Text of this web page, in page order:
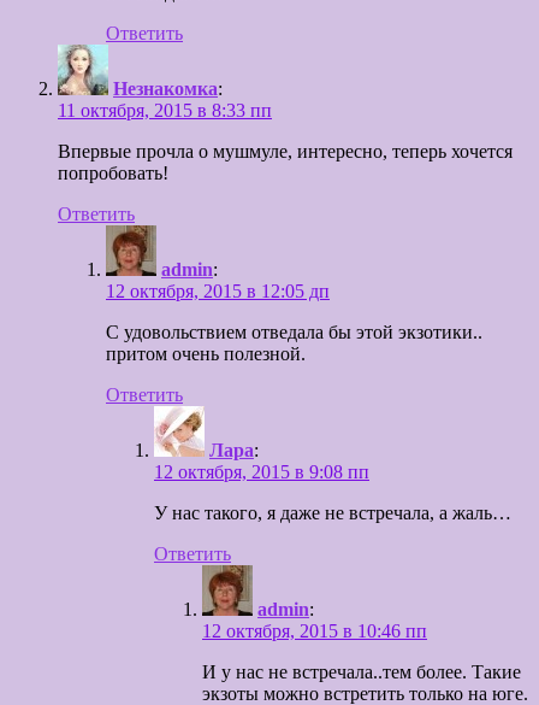
Ответить
Незнакомка:
11 октября, 2015 в 8:33 пп
Впервые прочла о мушмуле, интересно, теперь хочется
попробовать!
Ответить
admin:
12 октября, 2015 в 12:05 дп
С удовольствием отведала бы этой экзотики..
притом очень полезной.
Ответить
Лара:
12 октября, 2015 в 9:08 пп
У нас такого, я даже не встречала, а жаль…
Ответить
admin:
12 октября, 2015 в 10:46 пп
И у нас не встречала..тем более. Такие
экзоты можно встретить только на юге.